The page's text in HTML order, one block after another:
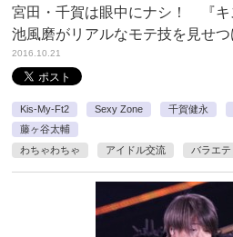
宮田・千賀は眼中にナシ！ 『キ
池風磨がリアルなモテ技を見せつ
2016.10.21
Kis-My-Ft2 Sexy Zone 千賀健永
藤ヶ谷太輔
わちゃわちゃ
アイドル交流 バラエテ